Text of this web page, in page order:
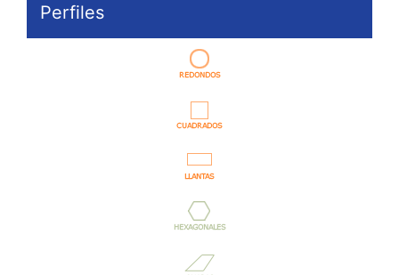
Perfiles